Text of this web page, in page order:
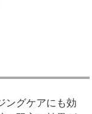
ングケアにも効